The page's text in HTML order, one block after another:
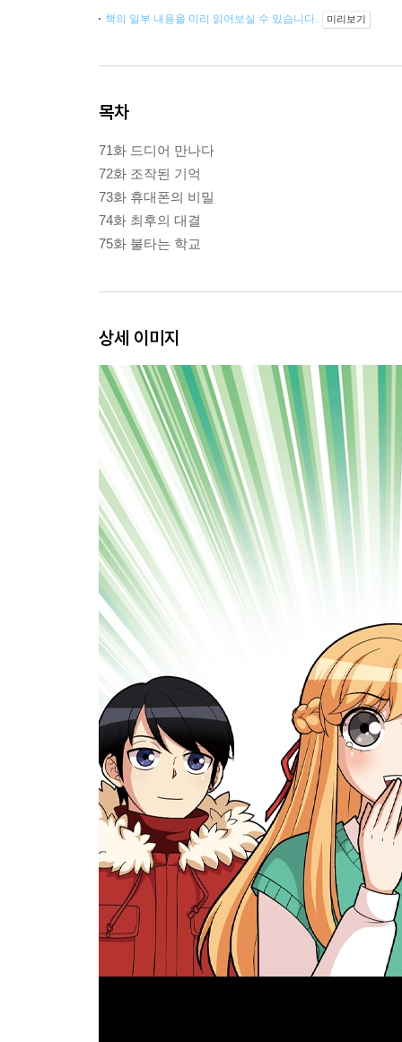
책의 일부 내용을 미리 읽어보실 수 있습니다. 미리보기
목차
71화 드디어 만나다
72화 조작된 기억
73화 휴대폰의 비밀
74화 최후의 대결
75화 불타는 학교
상세 이미지